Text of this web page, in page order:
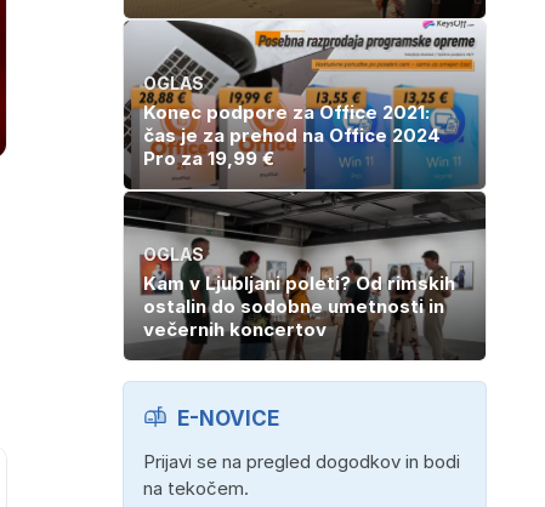
OGLAS
Konec podpore za Office 2021:
čas je za prehod na Office 2024
Pro za 19,99 €
OGLAS
Kam v Ljubljani poleti? Od rimskih
ostalin do sodobne umetnosti in
večernih koncertov
E-NOVICE
Prijavi se na pregled dogodkov in bodi
na tekočem.